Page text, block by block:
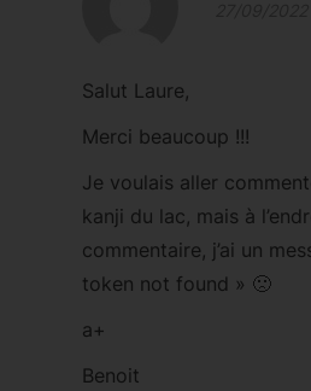
Salut Laure,
Merci beaucoup !!!
Je voulais aller
kanji du lac, mais à
commentaire, j’ai un
token not found » 🙁
a+
Benoit